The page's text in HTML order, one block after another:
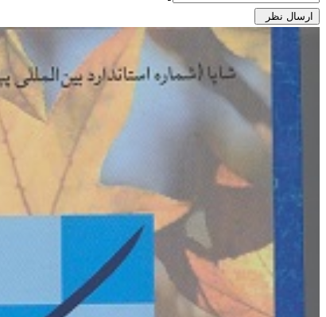
ارسال نظر